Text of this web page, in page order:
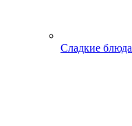
Сладкие блюда